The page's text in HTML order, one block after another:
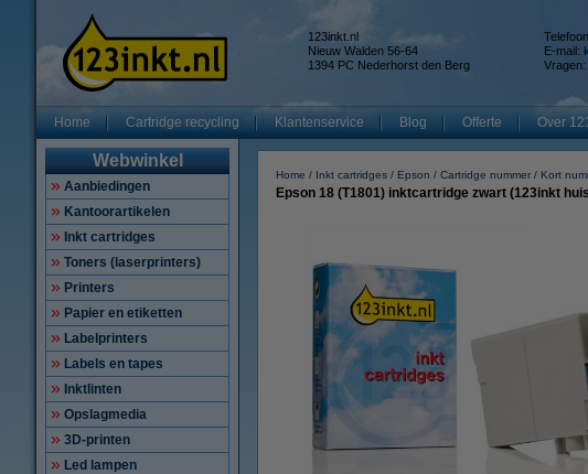
123inkt.nl
Nieuw Walden 56-64
1394 PC Nederhorst den Berg
E-mail:
Vragen:
Home Cartridge recycling Klantenservice Blog Offerte Over
Webwinkel
Aanbiedingen
Kantoorartikelen
Inkt cartridges
Toners (laserprinters)
Printers
Papier en etiketten
Labelprinters
Labels en tapes
Inktlinten
Opslagmedia
3D-printen
Led lampen
Home Inkt cartridges Epson Cartridge nummer Kort
Epson 18 (T1801) inktcartridge zwart (123inkt